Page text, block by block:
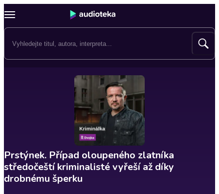
Prstýnek. Případ oloupeného zlatníka
středočeští kriminalisté vyřeší až díky
drobnému šperku